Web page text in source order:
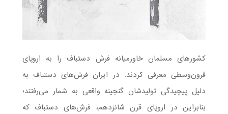
کشورهای مسلمان خاورمیانه فرش دستباف را به اروپای
قرون‌وسطی معرفی کردند. در ایران فرش‌های دستباف به
دلیل پیچیدگی تولیدشان گنجینه واقعی به شمار می‌رفتند؛
بنابراین در اروپای قرن شانزدهم، فرش‌های دستباف که